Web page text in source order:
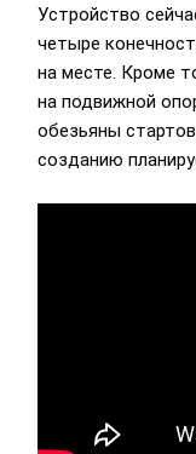
Устройство
четыре
на месте. Кроме
на подвижной
обезьяны
созданию